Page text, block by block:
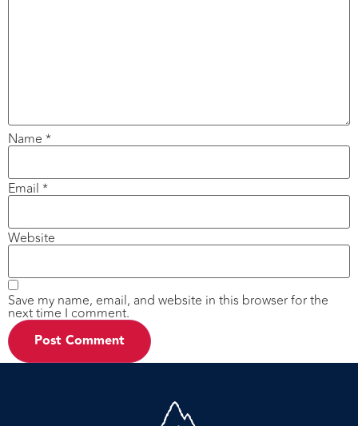
Name *
Email *
Website
Save my name, email, and website in this browser for the
next time I comment.